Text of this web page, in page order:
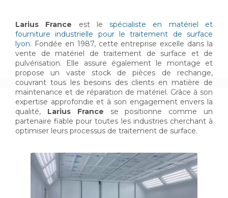
Larius France est lespécialiste en matériel et
fourniture industrielle pour le traitement de surface
lyon. Fondée en 1987, cette entreprise excelle dans la
vente de matériel de traitement de surface et de
pulvérisation. Elle assure également le montage et
propose un vaste stock de pièces de rechange,
couvrant tous les besoins des clients en matière de
maintenance et de réparation de matériel. Grâce à son
expertise approfondie et à son engagement envers la
qualité, Larius France se positionne comme un
partenaire fiable pour toutes les industries cherchant à
optimiser leurs processus de traitement de surface.